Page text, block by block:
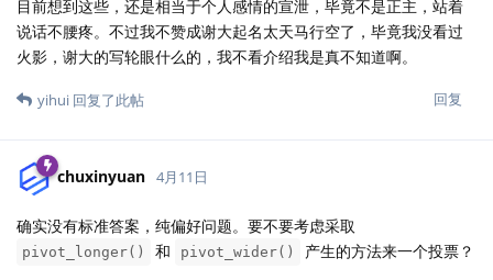
目前想到这些，还是相当于个人感情的宣泄，毕竟不是正主，站着
说话不腰疼。不过我不赞成谢大起名太天马行空了，毕竟我没看过
火影，谢大的写轮眼什么的，我不看介绍我是真不知道啊。
回复
yihui 回复了此帖
chuxinyuan 4月11日
确实没有标准答案，纯偏好问题。要不要考虑采取
pivot_longer() 和 pivot_wider() 产生的方法来一个投票？